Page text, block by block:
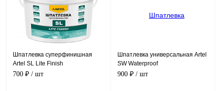
Шпатлевка суперфинишная
Artel SL Lite Finish
700 ₽ / шт
Шпатлевка универсальная Artel
SW Waterproof
900 ₽ / шт